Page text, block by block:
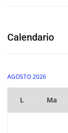
Calendario
AGOSTO 2026
L Ma